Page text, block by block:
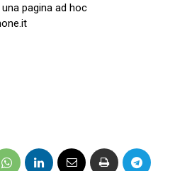
pagina ad hoc